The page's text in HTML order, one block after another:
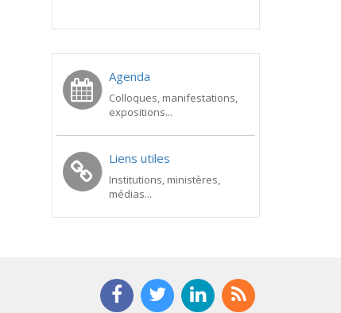
Agenda
Colloques, manifestations,
expositions...
Liens utiles
Institutions, ministères,
médias...